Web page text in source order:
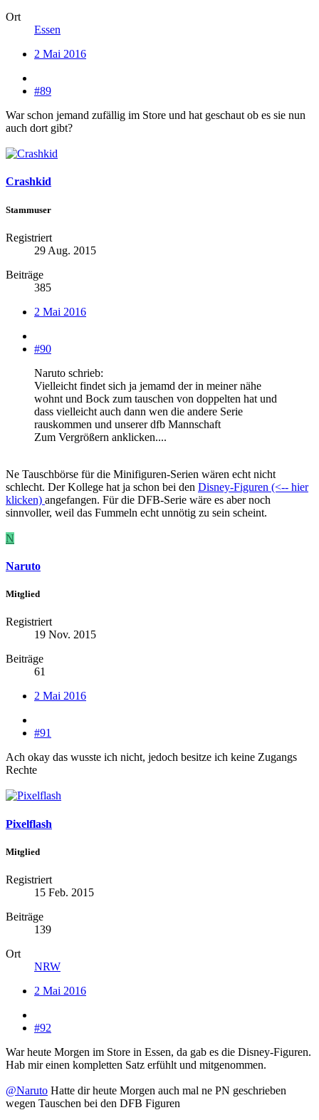
Ort
Essen
2 Mai 2016
#89
War schon jemand zufällig im Store und hat geschaut ob es sie nun
auch dort gibt?
Crashkid
Stammuser
Registriert
29 Aug. 2015
Beiträge
385
2 Mai 2016
#90
Naruto schrieb:
Vielleicht findet sich ja jemamd der in meiner nähe
wohnt und Bock zum tauschen von doppelten hat und
dass vielleicht auch dann wen die andere Serie
rauskommen und unserer dfb Mannschaft
Zum Vergrößern anklicken....
Ne Tauschbörse für die Minifiguren-Serien wären echt nicht
schlecht. Der Kollege hat ja schon bei den Disney-Figuren (<-- hier
klicken) angefangen. Für die DFB-Serie wäre es aber noch
sinnvoller, weil das Fummeln echt unnötig zu sein scheint.
N
Naruto
Mitglied
Registriert
19 Nov. 2015
Beiträge
61
2 Mai 2016
#91
Ach okay das wusste ich nicht, jedoch besitze ich keine Zugangs
Rechte
Pixelflash
Mitglied
Registriert
15 Feb. 2015
Beiträge
139
Ort
NRW
2 Mai 2016
#92
War heute Morgen im Store in Essen, da gab es die Disney-Figuren.
Hab mir einen kompletten Satz erfühlt und mitgenommen.
@Naruto Hatte dir heute Morgen auch mal ne PN geschrieben
wegen Tauschen bei den DFB Figuren